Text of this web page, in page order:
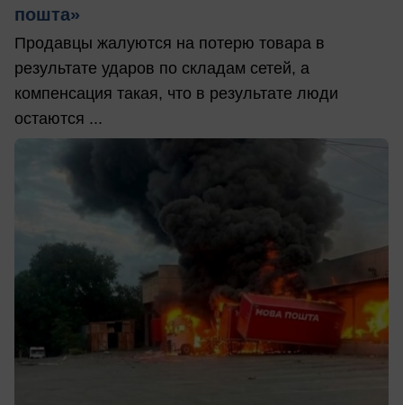
пошта»
Продавцы жалуются на потерю товара в
результате ударов по складам сетей, а
компенсация такая, что в результате люди
остаются ...